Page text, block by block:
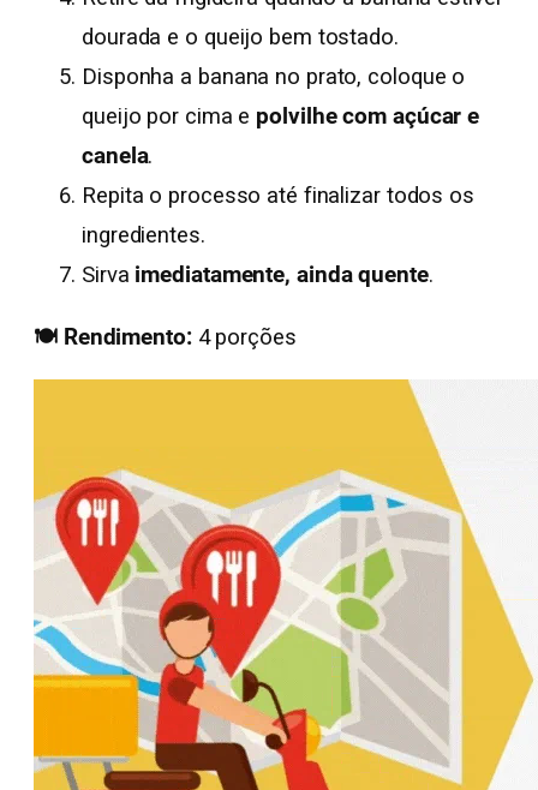
dourada e o queijo bem tostado.
Disponha a banana no prato, coloque o
queijo por cima e polvilhe com açúcar e
canela.
Repita o processo até finalizar todos os
ingredientes.
Sirva imediatamente, ainda quente.
🍽️ Rendimento: 4 porções